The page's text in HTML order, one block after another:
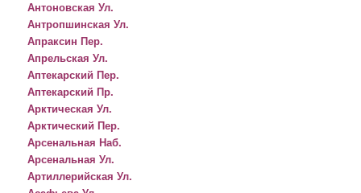
Антоновская Ул.
Антропшинская Ул.
Апраксин Пер.
Апрельская Ул.
Аптекарский Пер.
Аптекарский Пр.
Арктическая Ул.
Арктический Пер.
Арсенальная Наб.
Арсенальная Ул.
Артиллерийская Ул.